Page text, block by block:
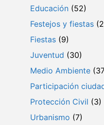
Educación (52)
Festejos y fiestas
Fiestas (9)
Juventud (30)
Medio Ambiente
Participación
Protección Civil (3)
Urbanismo (7)